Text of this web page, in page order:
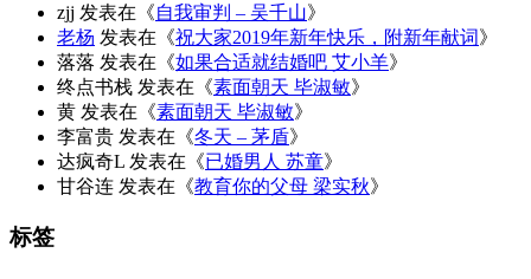
zjj 发表在《自我审判 – 吴千山》
老杨 发表在《祝大家2019年新年快乐，附新年献词》
落落 发表在《如果合适就结婚吧 艾小羊》
终点书栈 发表在《素面朝天 毕淑敏》
黄 发表在《素面朝天 毕淑敏》
李富贵 发表在《冬天 – 茅盾》
达疯奇L 发表在《已婚男人 苏童》
甘谷连 发表在《教育你的父母 梁实秋》
标签